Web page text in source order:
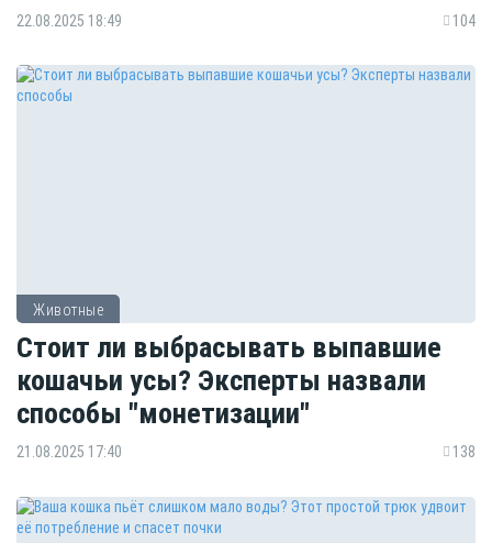
22.08.2025 18:49 104
Животные
Стоит ли выбрасывать выпавшие
кошачьи усы? Эксперты назвали
способы "монетизации"
21.08.2025 17:40 138